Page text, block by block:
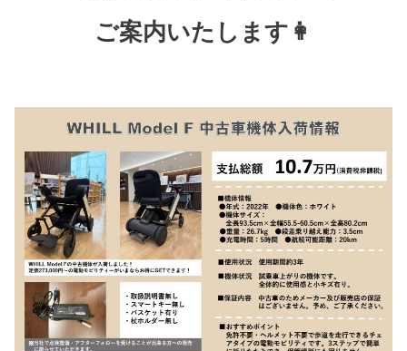
ご案内いたします👩